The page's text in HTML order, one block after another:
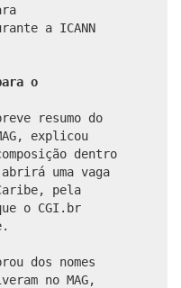
a ICANN
o
resumo do
explicou
dentro
uma vaga
pela
o CGI.br
dos nomes
no MAG,